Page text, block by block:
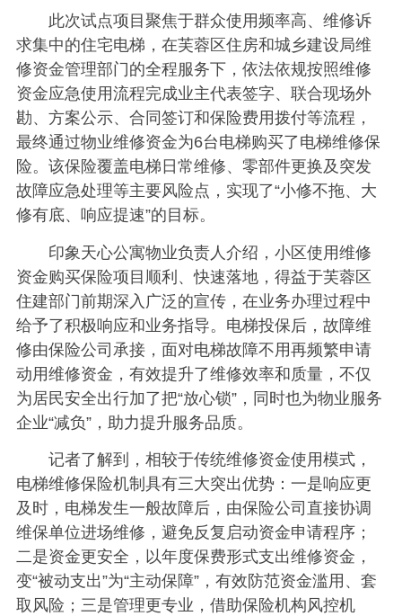
此次试点项目聚焦于群众使用频率高、维修诉
求集中的住宅电梯，在芙蓉区住房和城乡建设局维
修资金管理部门的全程服务下，依法依规按照维修
资金应急使用流程完成业主代表签字、联合现场外
勘、方案公示、合同签订和保险费用拨付等流程，
最终通过物业维修资金为6台电梯购买了电梯维修保
险。该保险覆盖电梯日常维修、零部件更换及突发
故障应急处理等主要风险点，实现了“小修不拖、大
修有底、响应提速”的目标。
印象天心公寓物业负责人介绍，小区使用维修
资金购买保险项目顺利、快速落地，得益于芙蓉区
住建部门前期深入广泛的宣传，在业务办理过程中
给予了积极响应和业务指导。电梯投保后，故障维
修由保险公司承接，面对电梯故障不用再频繁申请
动用维修资金，有效提升了维修效率和质量，不仅
为居民安全出行加了把“放心锁”，同时也为物业服务
企业“减负”，助力提升服务品质。
记者了解到，相较于传统维修资金使用模式，
电梯维修保险机制具有三大突出优势：一是响应更
及时，电梯发生一般故障后，由保险公司直接协调
维保单位进场维修，避免反复启动资金申请程序；
二是资金更安全，以年度保费形式支出维修资金，
变“被动支出”为“主动保障”，有效防范资金滥用、套
取风险；三是管理更专业，借助保险机构风控机